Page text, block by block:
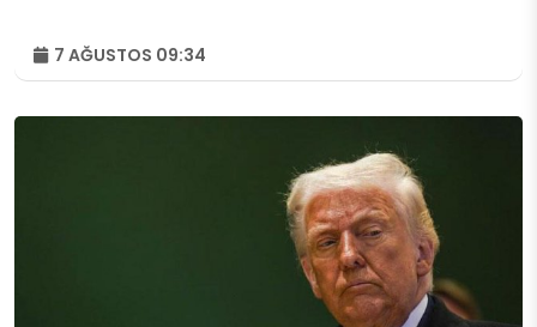
7 AĞUSTOS 09:34